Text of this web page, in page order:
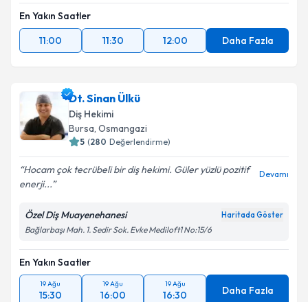
En Yakın Saatler
11:00
11:30 12:00 Daha Fazla
Dt. Sinan Ülkü
Diş Hekimi
Bursa, Osmangazi
5 (280 Değerlendirme)
Hocam çok tecrübeli bir diş hekimi. Güler yüzlü pozitif
enerji...
Devamı
Özel Diş Muayenehanesi Haritada Göster
Bağlarbaşı Mah. 1. Sedir Sok. Evke Mediloft1 No:15/6
En Yakın Saatler
19 Ağu
15:30
19 Ağu
16:00
19 Ağu
16:30 Daha Fazla